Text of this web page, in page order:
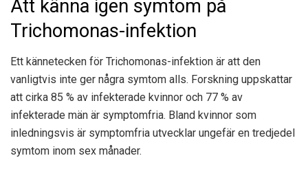
Att känna igen symtom på
Trichomonas-infektion
Ett kännetecken för Trichomonas-infektion är att den
vanligtvis inte ger några symtom alls. Forskning uppskattar
att cirka 85 % av infekterade kvinnor och 77 % av
infekterade män är symptomfria. Bland kvinnor som
inledningsvis är symptomfria utvecklar ungefär en tredjedel
symtom inom sex månader.